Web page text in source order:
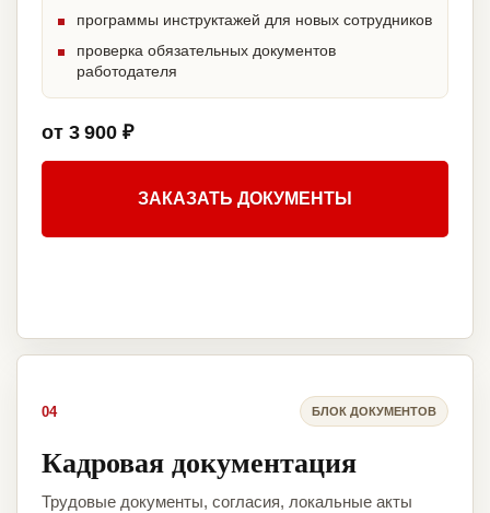
программы инструктажей для новых сотрудников
проверка обязательных документов
работодателя
от 3 900 ₽
ЗАКАЗАТЬ ДОКУМЕНТЫ
04 БЛОК ДОКУМЕНТОВ
Кадровая документация
Трудовые документы, согласия, локальные акты